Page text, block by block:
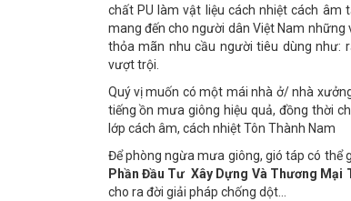
chất PU làm vật liệu cách nhiệt cách âm
mang đến cho người dân Việt Nam
thỏa mãn nhu cầu người tiêu dùng như:
vượt trội.
Quý vị muốn có một mái nhà ở/ nhà
tiếng ồn mưa giông hiệu quả, đồng thời
lớp cách âm, cách nhiệt Tôn Thành Nam
Để phòng ngừa mưa giông, gió táp có thể
Phần Đầu Tư Xây Dựng Và Thương Mại
cho ra đời giải pháp chống dột…